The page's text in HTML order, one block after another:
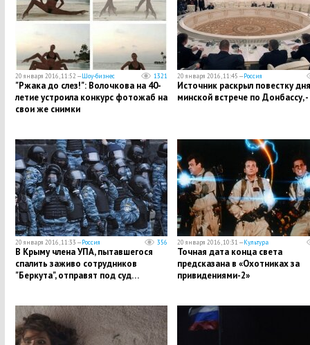
20 января 2016, 11:52 —Шоу-бизнес 1321
"Ржака до слез!": Волочкова на 40-
летие устроила конкурс фотожаб на
свои же снимки
20 января 2016, 11:45 —Россия
Источник раскрыл повестку
минской встрече по Донбассу,
20 января 2016, 11:33 —Россия 356
В Крыму члена УПА, пытавшегося
спалить заживо сотрудников
"Беркута", отправят под суд…
20 января 2016, 10:31 —Культура
Точная дата конца света
предсказана в «Охотниках за
привидениями-2»